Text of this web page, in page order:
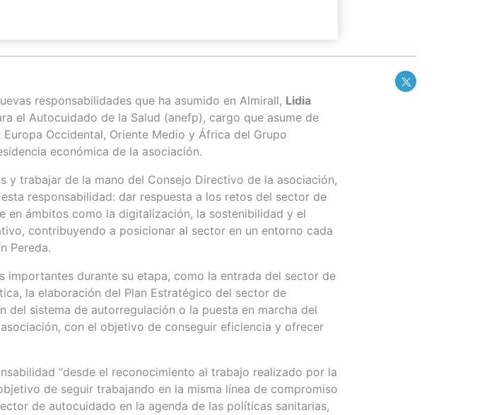
responsabilidades que ha asumido en Almirall, Lidia
el Autocuidado de la Salud (anefp), cargo que asume de
Occidental, Oriente Medio y África del Grupo
económica de la asociación.
y trabajar de la mano del Consejo Directivo de la asociación,
responsabilidad: dar respuesta a los retos del sector de
en ámbitos como la digitalización, la sostenibilidad y el
contribuyendo a posicionar al sector en un entorno cada
Pereda.
importantes durante su etapa, como la entrada del sector de
la elaboración del Plan Estratégico del sector de
sistema de autorregulación o la puesta en marcha del
con el objetivo de conseguir eficiencia y ofrecer
“desde el reconocimiento al trabajo realizado por la
de seguir trabajando en la misma línea de compromiso
de autocuidado en la agenda de las políticas sanitarias,